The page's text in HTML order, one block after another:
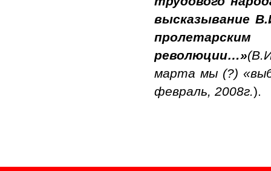
высказывание
революции…»
марта мы (?)
февраль, 2008г.).